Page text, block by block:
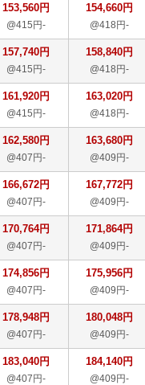
153,560円
@415円-
154,660円
@418円-
157,740円
@415円-
158,840円
@418円-
161,920円
@415円-
163,020円
@418円-
162,580円
@407円-
163,680円
@409円-
166,672円
@407円-
167,772円
@409円-
170,764円
@407円-
171,864円
@409円-
174,856円
@407円-
175,956円
@409円-
178,948円
@407円-
180,048円
@409円-
183,040円
@407円-
184,140円
@409円-